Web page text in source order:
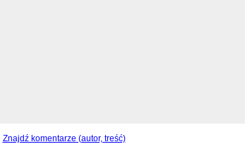
Znajdź komentarze (autor, treść)